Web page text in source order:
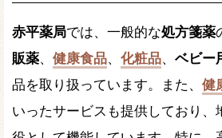
赤平薬局では、一般的な処方箋薬
販薬、 健康食品、 化粧品、 ベビー
品を取り扱っています。また、 健
いったサービスも提供しており、